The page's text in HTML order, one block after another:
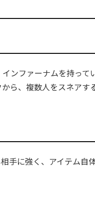
インファーナムを持って
ら、複数人をスネアす
手に強く、アイテム自